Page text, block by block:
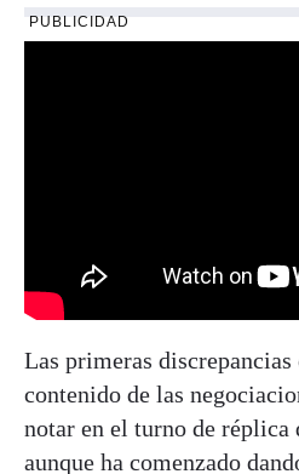
PUBLICIDAD
Las primeras discrepancias
contenido de las
notar en el turno de réplica
aunque ha comenzado